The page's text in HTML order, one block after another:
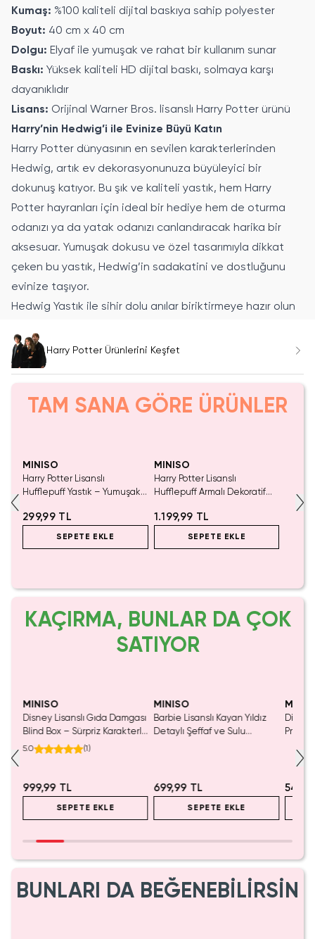
Kumaş: %100 kaliteli dijital baskıya sahip polyester
Boyut: 40 cm x 40 cm
Dolgu: Elyaf ile yumuşak ve rahat bir kullanım sunar
Baskı: Yüksek kaliteli HD dijital baskı, solmaya karşı
dayanıklıdır
Lisans: Orijinal Warner Bros. lisanslı Harry Potter ürünü
Harry’nin Hedwig’i ile Evinize Büyü Katın
Harry Potter dünyasının en sevilen karakterlerinden
Hedwig, artık ev dekorasyonunuza büyüleyici bir
dokunuş katıyor. Bu şık ve kaliteli yastık, hem Harry
Potter hayranları için ideal bir hediye hem de oturma
odanızı ya da yatak odanızı canlandıracak harika bir
aksesuar. Yumuşak dokusu ve özel tasarımıyla dikkat
çeken bu yastık, Hedwig’in sadakatini ve dostluğunu
evinize taşıyor.
Hedwig Yastık ile sihir dolu anılar biriktirmeye hazır olun
Harry Potter Ürünlerini Keşfet
TAM SANA GÖRE ÜRÜNLER
MINISO
Harry Potter Lisanslı
Hufflepuff Yastık – Yumuşak
Koleksiyon Yastığı
299,99 TL
SEPETE EKLE
MINISO
Harry Potter Lisanslı
Hufflepuff Armalı Dekoratif
Kumaşlı Konforlu 40 cm
1.199,99 TL
SEPETE EKLE
KAÇIRMA, BUNLAR DA ÇOK
SATIYOR
MINISO
Disney Lisanslı Gıda Damgası
Blind Box – Sürpriz Karakterli
Eğlenceli Sunum
5.0 (1)
999,99 TL
SEPETE EKLE
MINISO
Barbie Lisanslı Kayan Yıldız
Detaylı Şeffaf ve Sulu
699,99 TL
SEPETE EKLE
Disney
BUNLARI DA BEĞENEBİLİRSİN